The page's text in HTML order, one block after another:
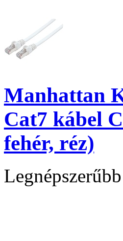
Manhattan
Cat7 kábel
fehér, réz)